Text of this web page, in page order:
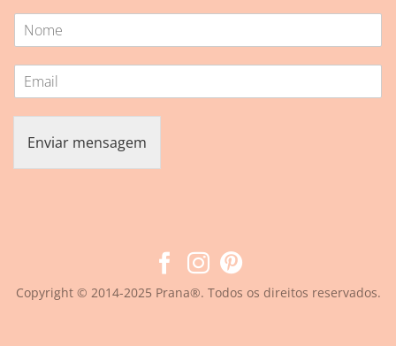
m
Enviar mensagem
Copyright © 2014-2025 Prana®. Todos os direitos reservados.